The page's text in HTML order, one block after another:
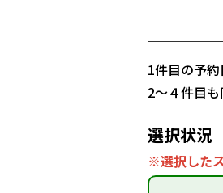
1件目の予約
2～４件目も
選択状況
※選択した